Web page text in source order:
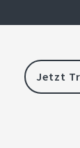
Jetzt